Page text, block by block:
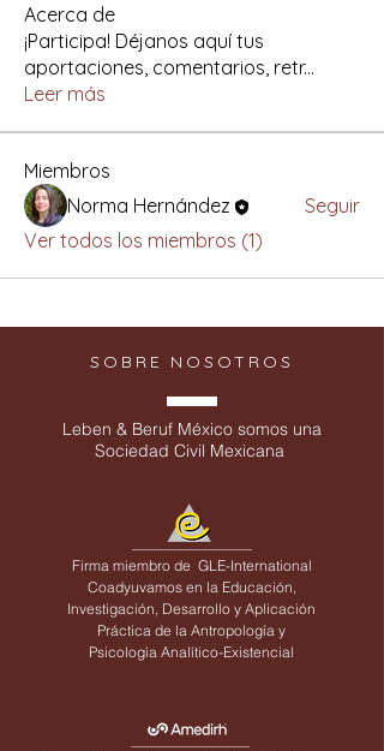
Acerca de
¡Participa! Déjanos aquí tus
aportaciones, comentarios, retr...
Leer más
Miembros
Norma Hernández
Seguir
Ver todos los miembros (1)
SOBRE NOSOTROS
Leben & Beruf México somos una
Sociedad Civil Mexicana
Firma miembro de GLE-International
Coadyuvamos en la Educación,
Investigación, Desarrollo y Aplicación
Práctica de la Antropología y
Psicología Analítico-Existencial